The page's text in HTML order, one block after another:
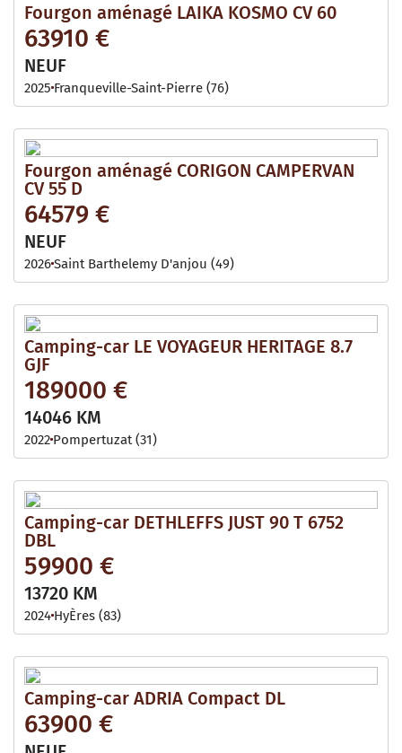
Fourgon aménagé LAIKA KOSMO CV 60
63910 €
NEUF
2025 Franqueville-Saint-Pierre (76)
Fourgon aménagé CORIGON CAMPERVAN
CV 55 D
64579 €
NEUF
2026Saint Barthelemy D'anjou (49)
Camping-car LE VOYAGEUR HERITAGE 8.7
GJF
189000 €
14046 KM
2022 Pompertuzat (31)
Camping-car DETHLEFFS JUST 90 T 6752
DBL
59900 €
13720 KM
2024 HyÈres (83)
Camping-car ADRIA Compact DL
63900 €